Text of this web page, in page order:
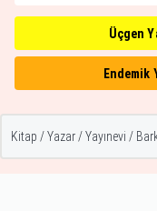
Üçgen
Endemik